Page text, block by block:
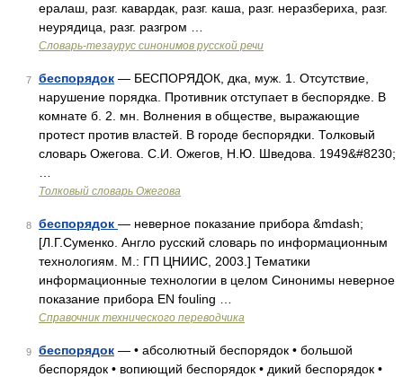
ералаш, разг. кавардак, разг. каша, разг. неразбериха, разг.
неурядица, разг. разгром …
Словарь-тезаурус синонимов русской речи
7 беспорядок — БЕСПОРЯДОК, дка, муж. 1. Отсутствие,
нарушение порядка. Противник отступает в беспорядке. В
комнате б. 2. мн. Волнения в обществе, выражающие
протест против властей. В городе беспорядки. Толковый
словарь Ожегова. С.И. Ожегов, Н.Ю. Шведова. 1949&#8230;
Толковый словарь Ожегова
8 беспорядок — неверное показание прибора &mdash;
[Л.Г.Суменко. Англо русский словарь по информационным
технологиям. М.: ГП ЦНИИС, 2003.] Тематики
информационные технологии в целом Синонимы неверное
показание прибора EN fouling …
Справочник технического переводчика
9 беспорядок — • абсолютный беспорядок • большой
беспорядок • вопиющий беспорядок • дикий беспорядок •